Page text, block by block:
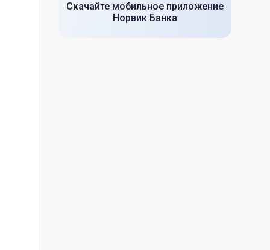
Скачайте мобильное приложение
Норвик Банка